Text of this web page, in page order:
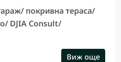
покривна тераса/
DJIA Consult/
Виж още